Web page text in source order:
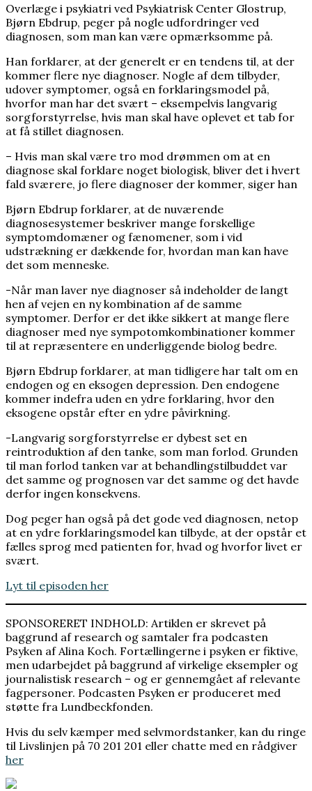
Overlæge i psykiatri ved Psykiatrisk Center Glostrup,
Bjørn Ebdrup, peger på nogle udfordringer ved
diagnosen, som man kan være opmærksomme på.
Han forklarer, at der generelt er en tendens til, at der
kommer flere nye diagnoser. Nogle af dem tilbyder,
udover symptomer, også en forklaringsmodel på,
hvorfor man har det svært – eksempelvis langvarig
sorgforstyrrelse, hvis man skal have oplevet et tab for
at få stillet diagnosen.
– Hvis man skal være tro mod drømmen om at en
diagnose skal forklare noget biologisk, bliver det i hvert
fald sværere, jo flere diagnoser der kommer, siger han
Bjørn Ebdrup forklarer, at de nuværende
diagnosesystemer beskriver mange forskellige
symptomdomæner og fænomener, som i vid
udstrækning er dækkende for, hvordan man kan have
det som menneske.
-Når man laver nye diagnoser så indeholder de langt
hen af vejen en ny kombination af de samme
symptomer. Derfor er det ikke sikkert at mange flere
diagnoser med nye sympotomkombinationer kommer
til at repræsentere en underliggende biolog bedre.
Bjørn Ebdrup forklarer, at man tidligere har talt om en
endogen og en eksogen depression. Den endogene
kommer indefra uden en ydre forklaring, hvor den
eksogene opstår efter en ydre påvirkning.
-Langvarig sorgforstyrrelse er dybest set en
reintroduktion af den tanke, som man forlod. Grunden
til man forlod tanken var at behandlingstilbuddet var
det samme og prognosen var det samme og det havde
derfor ingen konsekvens.
Dog peger han også på det gode ved diagnosen, netop
at en ydre forklaringsmodel kan tilbyde, at der opstår et
fælles sprog med patienten for, hvad og hvorfor livet er
svært.
Lyt til episoden her
SPONSORERET INDHOLD: Artiklen er skrevet på
baggrund af research og samtaler fra podcasten
Psyken af Alina Koch. Fortællingerne i psyken er fiktive,
men udarbejdet på baggrund af virkelige eksempler og
journalistisk research – og er gennemgået af relevante
fagpersoner. Podcasten Psyken er produceret med
støtte fra Lundbeckfonden.
Hvis du selv kæmper med selvmordstanker, kan du ringe
til Livslinjen på 70 201 201 eller chatte med en rådgiver
her